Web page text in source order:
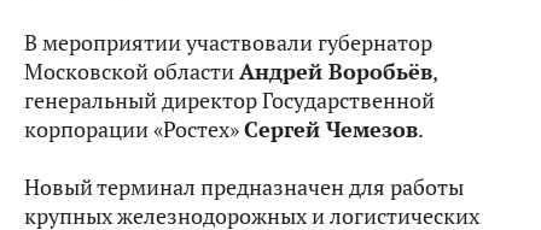
В мероприятии участвовали губернатор
Московской областиАндрей Воробьёв,
генеральный директор Государственной
корпорации «Ростех»Сергей Чемезов.
Новый терминал предназначен для работы
крупных железнодорожных и логистических